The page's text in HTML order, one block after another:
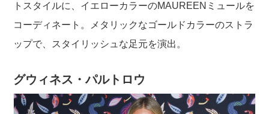
トスタイルに、イエローカラーのMAUREENミュールを
コーディネート。メタリックなゴールドカラーのストラ
ップで、スタイリッシュな足元を演出。
グウィネス・パルトロウ